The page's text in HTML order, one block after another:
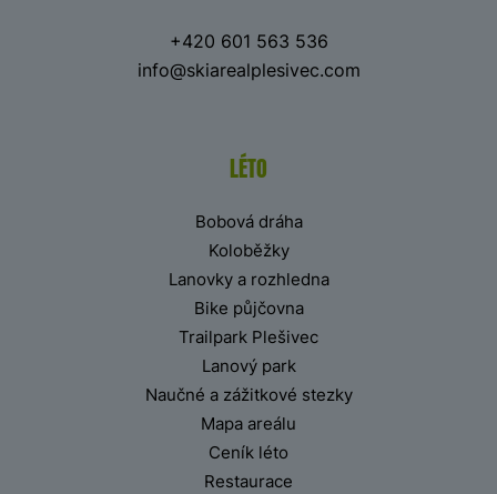
+420 601 563 536
info@skiarealplesivec.com
LÉTO
Bobová dráha
Koloběžky
Lanovky a rozhledna
Bike půjčovna
Trailpark Plešivec
Lanový park
Naučné a zážitkové stezky
Mapa areálu
Ceník léto
Restaurace